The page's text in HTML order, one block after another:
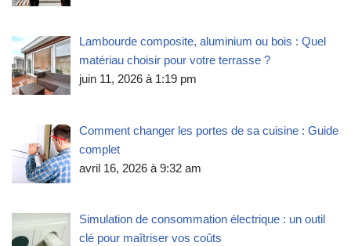
Lambourde composite, aluminium ou bois : Quel
matériau choisir pour votre terrasse ?
juin 11, 2026 à 1:19 pm
Comment changer les portes de sa cuisine : Guide
complet
avril 16, 2026 à 9:32 am
Simulation de consommation électrique : un outil
clé pour maîtriser vos coûts